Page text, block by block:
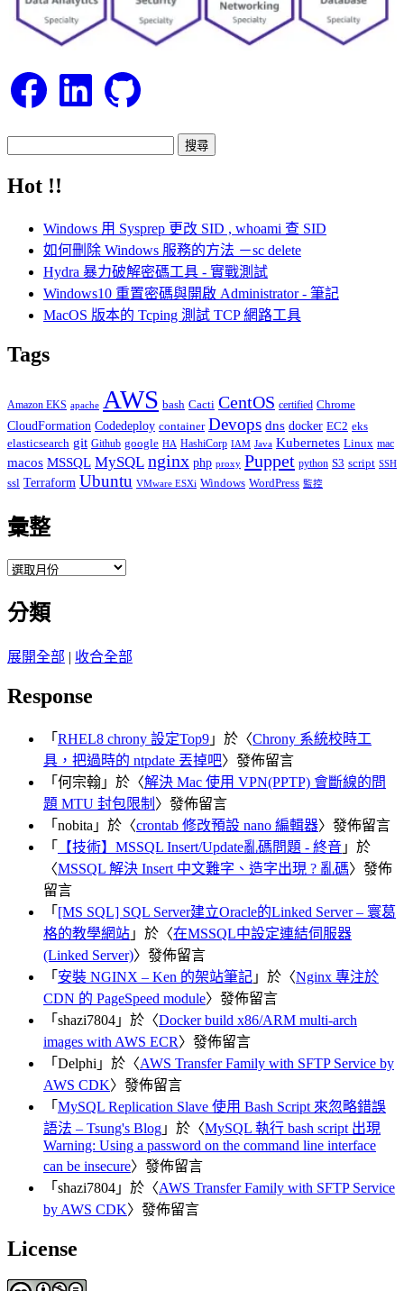
FacebookLinkedIn GitHub
關
Hot !!
Windows 用 Sysprep 更改 SID , whoami 查 SID
如何刪除 Windows 服務的方法 －sc delete
Hydra 暴力破解密碼工具 - 實戰測試
Windows10 重置密碼與開啟 Administrator - 筆記
MacOS 版本的 Tcping 測試 TCP 網路工具
Tags
Amazon EKS apache AWS bash Cacti CentOS certified Chrome
CloudFormation Codedeploy container Devops dns docker EC2 eks
elasticsearch git Github google HA HashiCorp IAM Java Kubernetes Linux mac
macos MSSQL MySQL nginx php proxy Puppet python S3 script SSH
ssl Terraform Ubuntu VMware ESXi Windows WordPress 監控
彙整
彙
分類
展開全部 | 收合全部
Response
「 RHEL8 chrony 設定Top9 」於〈Chrony 系統校時工
具，把過時的 ntpdate 丟掉吧〉發佈留言
「 何宗翰 」於〈解決 Mac 使用 VPN(PPTP) 會斷線的問
題 MTU 封包限制 〉發佈留言
「 nobita 」於〈crontab 修改預設 nano 編輯器〉發佈留言
「
【技術】MSSQL Insert/Update亂碼問題 - 終音 」於
〈MSSQL 解決 Insert 中文難字、造字出現 ? 亂碼〉發佈
留言
「 [MS SQL] SQL Server建立Oracle的Linked Server – 寰葛
格的教學網站 」於〈在MSSQL中設定連結伺服器
(Linked Server)〉發佈留言
「 安裝 NGINX – Ken 的架站筆記 」於〈Nginx 專注於
CDN 的 PageSpeed module〉發佈留言
「 shazi7804 」於〈Docker build x86/ARM multi-arch
images with AWS ECR〉發佈留言
「 Delphi 」於〈AWS Transfer Family with SFTP Service by
AWS CDK〉發佈留言
「 MySQL Replication Slave 使用 Bash Script 來忽略錯誤
語法 – Tsung's Blog 」於〈MySQL 執行 bash script 出現
Warning: Using a password on the command line interface
can be insecure〉發佈留言
「 shazi7804 」於〈AWS Transfer Family with SFTP Service
by AWS CDK〉發佈留言
License